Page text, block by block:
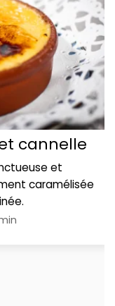
cannelle
et
caramélisée